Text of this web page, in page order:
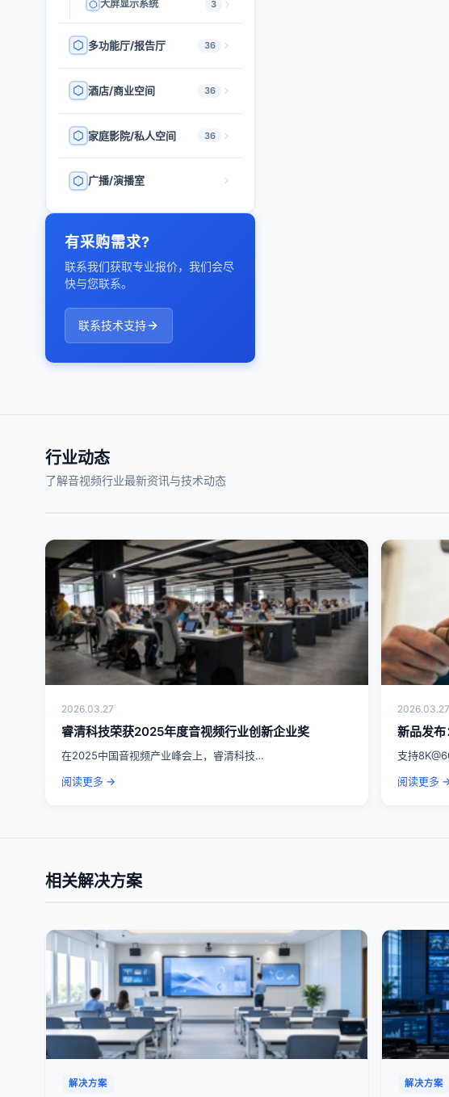
大屏显示系统 3
多功能厅/报告厅 36
酒店/商业空间 36
家庭影院/私人空间 36
广播/演播室
有采购需求?
联系我们获取专业报价，我们会尽
快与您联系。
联系技术支持
行业动态
了解音视频行业最新资讯与技术动态
2026.03.27
睿清科技荣获2025年度音视频行业创新企业奖
在2025中国音视频产业峰会上，睿清科技…
阅读更多 →
2026.03.27
新品发
支持
阅读更多
相关解决方案
解决方案 解决方案